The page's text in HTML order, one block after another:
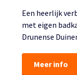
Een heerlijk
met eigen
Drunense
Meer info